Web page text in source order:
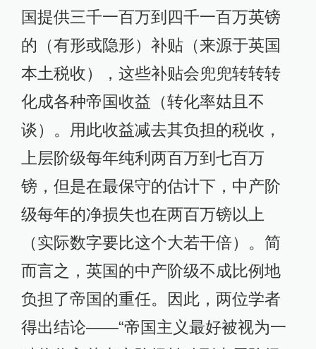
国提供三千一百万到四千一百万英镑
的（有形或隐形）补贴（来源于英国
本土税收），这些补贴会兜兜转转转
化成各种帝国收益（转化率姑且不
谈）。用此收益减去其负担的税收，
上层阶级每年纯利两百万到七百万
镑，但是在最保守的估计下，中产阶
级每年的净损失也在两百万镑以上
（实际数字要比这个大若干倍）。简
而言之，英国的中产阶级不成比例地
负担了帝国的重任。因此，两位学者
得出结论——“帝国主义最好被视为一